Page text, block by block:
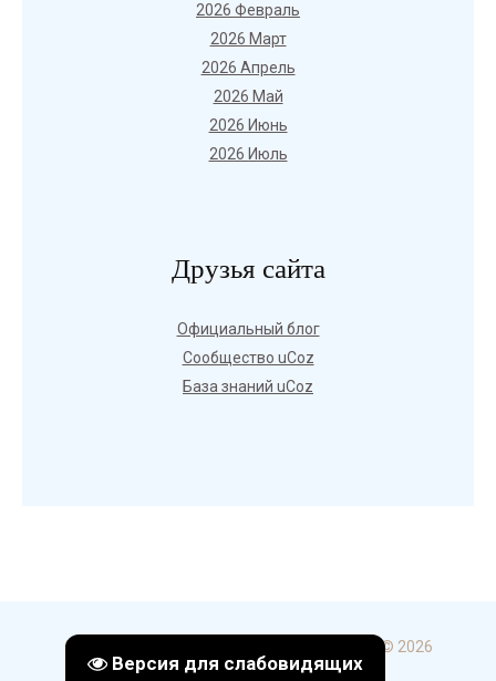
Версия для слабовидящих
2026 Февраль
2026 Март
2026 Апрель
2026 Май
2026 Июнь
2026 Июль
Друзья сайта
Официальный блог
Сообщество uCoz
База знаний uCoz
Copyright ГБПОУ УКИП и С в г. Стерлитамак © 2026
uCoz